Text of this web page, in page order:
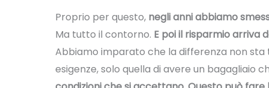
Proprio per questo, negli anni abbiamo
Ma tutto il contorno. E poi il risparmio arriva
Abbiamo imparato che la differenza non
esigenze, solo quella di avere un bagagliaio